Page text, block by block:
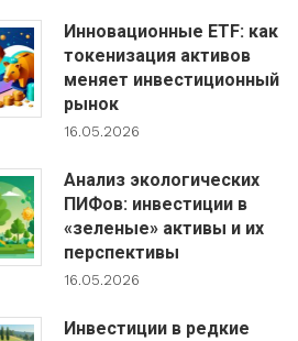
Инновационные ETF: как
токенизация активов
меняет инвестиционный
рынок
16.05.2026
Анализ экологических
ПИФов: инвестиции в
«зеленые» активы и их
перспективы
16.05.2026
Инвестиции в редкие